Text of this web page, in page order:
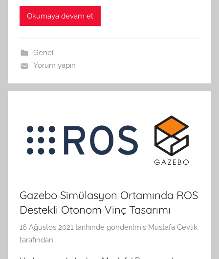
Okumaya devam et
Genel
Yorum yapın
Gazebo Simülasyon Ortamında ROS
Destekli Otonom Vinç Tasarımı
16 Ağustos 2021 tarihinde gönderilmiş Mustafa Çevlik
tarafından